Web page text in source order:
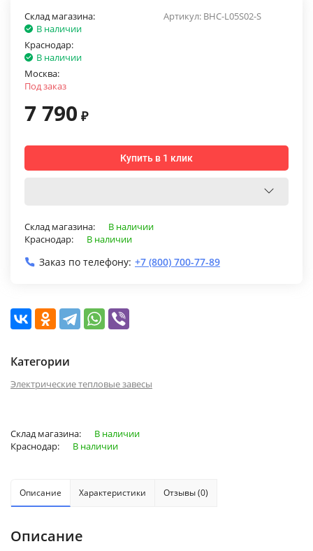
Артикул: BHC-L05S02-S
Склад магазина:
В наличии
Краснодар:
В наличии
Москва:
Под заказ
7 790 ₽
Купить в 1 клик
Склад магазина:
В наличии
Краснодар:
В наличии
Заказ по телефону: +7 (800) 700-77-89
Категории
Электрические тепловые завесы
Склад магазина:
В наличии
Краснодар:
В наличии
Описание Характеристики Отзывы (0)
Описание